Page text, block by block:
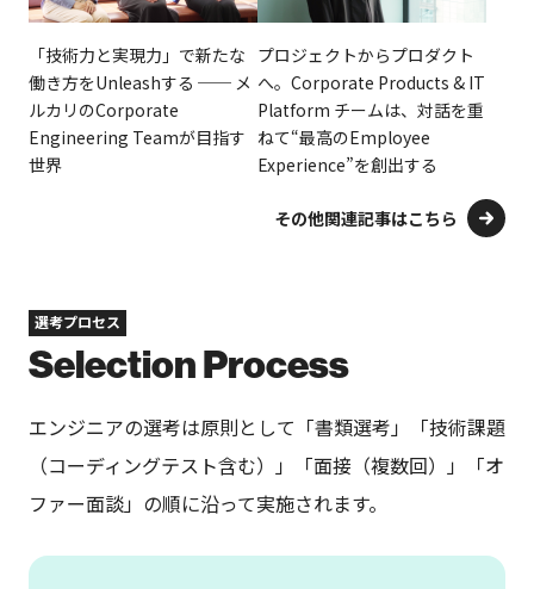
「技術力と実現力」で新たな
働き方をUnleashする ── メ
ルカリのCorporate
Engineering Teamが目指す
世界
プロジェクトからプロダクト
へ。Corporate Products & IT
Platform チームは、対話を重
ねて“最高のEmployee
Experience”を創出する
その他関連記事はこちら
選考プロセス
Selection Process
エンジニアの選考は原則として「書類選考」「技術課題
（コーディングテスト含む）」「面接（複数回）」「オ
ファー面談」の順に沿って実施されます。